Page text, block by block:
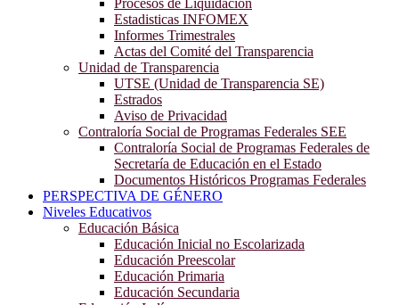
Procesos de Liquidación
Estadisticas INFOMEX
Informes Trimestrales
Actas del Comité del Transparencia
Unidad de Transparencia
UTSE (Unidad de Transparencia SE)
Estrados
Aviso de Privacidad
Contraloría Social de Programas Federales SEE
Contraloría Social de Programas Federales de
Secretaría de Educación en el Estado
Documentos Históricos Programas Federales
PERSPECTIVA DE GÉNERO
Niveles Educativos
Educación Básica
Educación Inicial no Escolarizada
Educación Preescolar
Educación Primaria
Educación Secundaria